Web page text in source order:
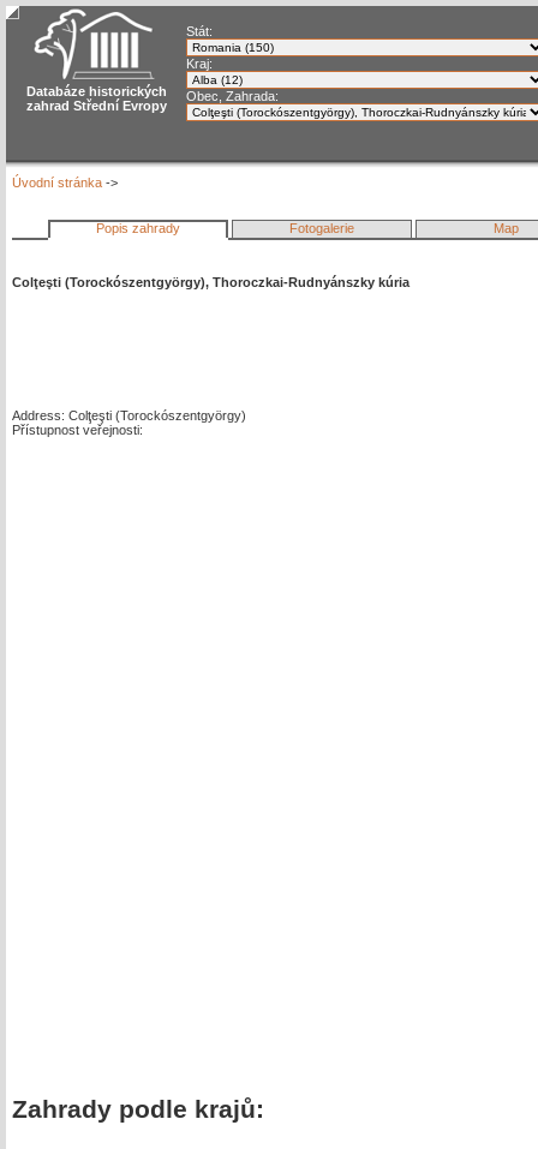
Databáze historických
zahrad Střední Evropy
Stát:
Kraj:
Obec, Zahrada:
Úvodní stránka ->
Popis zahrady Fotogalerie Map
Colţeşti (Torockószentgyörgy), Thoroczkai-Rudnyánszky kúria
Address: Colţeşti (Torockószentgyörgy)
Přístupnost veřejnosti:
Zahrady podle krajů: